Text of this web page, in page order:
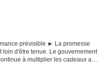
prévisible ► La promesse
d'être tenue. Le gouvernement
à multiplier les cadeaux aux